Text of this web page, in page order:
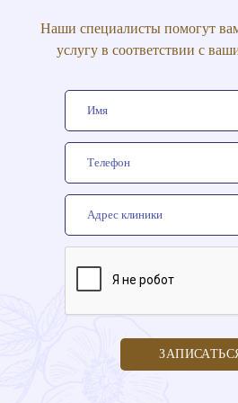
Наши специалисты помогут
услугу в соответствии с